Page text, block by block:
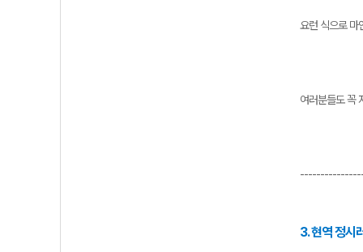
요런 식으로 마
여러분들도 꼭
3. 현역 정시